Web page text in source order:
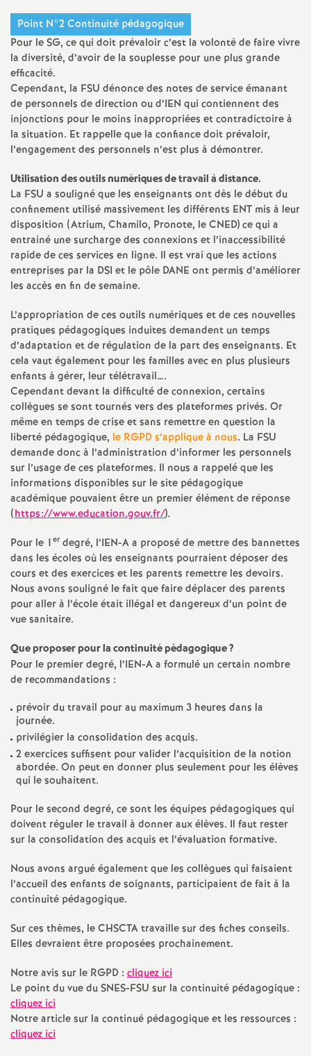
e
g
r
é
O
r
l
a
n
s
T
o
u
r
s
Point N°2 Continuité pédagogique
Pour le SG, ce qui doit prévaloir c’est la volonté de faire vivre
la diversité, d’avoir de la souplesse pour une plus grande
efficacité.
Cependant, la FSU dénonce des notes de service émanant
de personnels de direction ou d’IEN qui contiennent des
injonctions pour le moins inappropriées et contradictoire à
la situation. Et rappelle que la confiance doit prévaloir,
l’engagement des personnels n’est plus à démontrer.
Utilisation des outils numériques de travail à distance.
La FSU a souligné que les enseignants ont dès le début du
confinement utilisé massivement les différents ENT mis à leur
disposition (Atrium, Chamilo, Pronote, le CNED) ce qui a
entrainé une surcharge des connexions et l’inaccessibilité
rapide de ces services en ligne. Il est vrai que les actions
entreprises par la DSI et le pôle DANE ont permis d’améliorer
les accès en fin de semaine.
L’appropriation de ces outils numériques et de ces nouvelles
pratiques pédagogiques induites demandent un temps
d’adaptation et de régulation de la part des enseignants. Et
cela vaut également pour les familles avec en plus plusieurs
enfants à gérer, leur télétravail….
Cependant devant la difficulté de connexion, certains
collègues se sont tournés vers des plateformes privés. Or
même en temps de crise et sans remettre en question la
liberté pédagogique, le RGPD s’applique à nous. La FSU
demande donc à l’administration d’informer les personnels
sur l’usage de ces plateformes. Il nous a rappelé que les
informations disponibles sur le site pédagogique
académique pouvaient être un premier élément de réponse
(https://www.education.gouv.fr/).
Pour le 1er degré, l’IEN-A a proposé de mettre des bannettes
dans les écoles où les enseignants pourraient déposer des
cours et des exercices et les parents remettre les devoirs.
Nous avons souligné le fait que faire déplacer des parents
pour aller à l’école était illégal et dangereux d’un point de
vue sanitaire.
Que proposer pour la continuité pédagogique?
Pour le premier degré, l’IEN-A a formulé un certain nombre
de recommandations :
prévoir du travail pour au maximum 3 heures dans la
journée.
privilégier la consolidation des acquis.
2 exercices suffisent pour valider l’acquisition de la notion
abordée. On peut en donner plus seulement pour les élèves
qui le souhaitent.
Pour le second degré, ce sont les équipes pédagogiques qui
doivent réguler le travail à donner aux élèves. Il faut rester
sur la consolidation des acquis et l’évaluation formative.
Nous avons argué également que les collègues qui faisaient
l’accueil des enfants de soignants, participaient de fait à la
continuité pédagogique.
Sur ces thèmes, le CHSCTA travaille sur des fiches conseils.
Elles devraient être proposées prochainement.
Notre avis sur le RGPD : cliquez ici
Le point du vue du SNES-FSU sur la continuité pédagogique :
cliquez ici
Notre article sur la continué pédagogique et les ressources :
cliquez ici